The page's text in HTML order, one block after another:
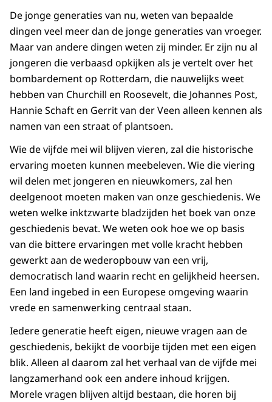
De jonge generaties van nu, weten van bepaalde
dingen veel meer dan de jonge generaties van vroeger.
Maar van andere dingen weten zij minder. Er zijn nu al
jongeren die verbaasd opkijken als je vertelt over het
bombardement op Rotterdam, die nauwe­lijks weet
hebben van Churchill en Roosevelt, die Johannes Post,
Hannie Schaft en Gerrit van der Veen alleen kennen als
namen van een straat of plantsoen.
Wie de vijfde mei wil blijven vieren, zal die historische
ervaring moeten kunnen meebe­leven. Wie die viering
wil delen met jongeren en nieuwkomers, zal hen
deelgenoot moeten maken van onze geschiedenis. We
weten welke inktzwarte bladzijden het boek van onze
geschiedenis bevat. We weten ook hoe we op basis
van die bittere ervaringen met volle kracht hebben
gewerkt aan de wederopbouw van een vrij,
democratisch land waarin recht en gelijkheid heersen.
Een land ingebed in een Europese omgeving waarin
vrede en samenwerking centraal staan.
Iedere generatie heeft eigen, nieuwe vragen aan de
geschiedenis, bekijkt de voorbije tijden met een eigen
blik. Alleen al daarom zal het verhaal van de vijfde mei
langzamerhand ook een andere inhoud krijgen.
Morele vragen blijven altijd bestaan, die horen bij